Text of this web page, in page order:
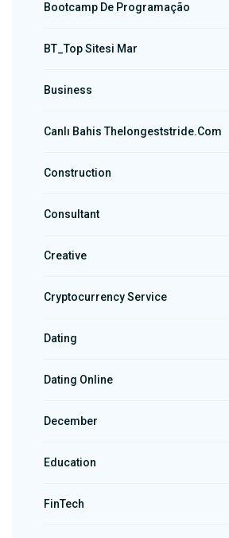
Bootcamp De Programação
BT_Top Sitesi Mar
Business
Canlı Bahis Thelongeststride.com
Construction
Consultant
Creative
Cryptocurrency Service
Dating
Dating Online
December
Education
FinTech